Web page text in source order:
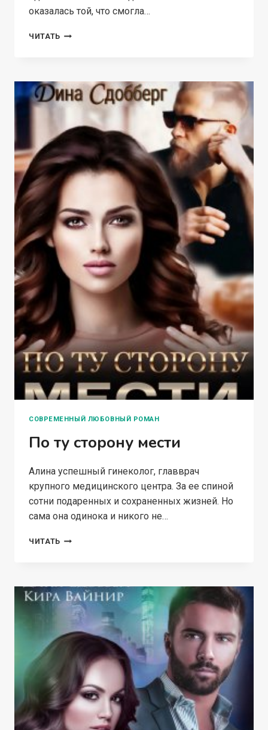
оказалась той, что смогла…
ЧИТАТЬ ПРОСТО
СОВРЕМЕННЫЙ ЛЮБОВНЫЙ РОМАН
По ту сторону мести
Алина успешный гинеколог, главврач
крупного медицинского центра. За ее спиной
сотни подаренных и сохраненных жизней. Но
сама она одинока и никого не…
ЧИТАТЬ ПО